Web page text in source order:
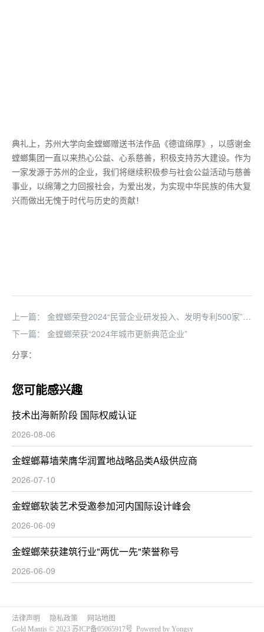
典礼上，苏州大学向金螳螂赠送书法作品《德谊绵厚》，以感谢金
螳螂集团一直以来热心公益、心系慈善，积极支持苏大建设。作为
一家发源于苏州的企业，我们将继续积极参与社会公益活动与慈善
事业，以绵薄之力回报社会，为爱出发，为实现中华民族的伟大复
兴而做出无愧于时代与历史的贡献！
上一篇：
金螳螂荣登2024“民营企业研发投入、发明专利500家”
双榜单
下一篇： 金螳螂荣获“2024年城市更新典范企业”
分享：
您可能感兴趣
技术出海新阶段 国际权威认证
2026-08-06
金螳螂幕墙荣膺华润置地战略品类A级供应商
2026-07-10
金螳螂软装艺术受邀参加河内国际设计峰会
2026-06-09
金螳螂荣获建筑行业"两优一先"荣誉称号
2026-06-09
Gold Mantis © 2023 苏ICP备05065917号 Powered by Yongsy
法律声明 隐私政策 网站地图